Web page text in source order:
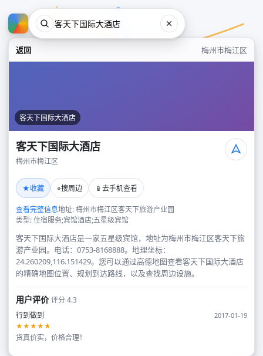
返回 梅州市梅江区
客天下国际大酒店
客天下国际大酒店
梅州市梅江区
★收藏 ⌖搜周边 📱 去手机查看
查看完整信息地址: 梅州市梅江区客天下旅游产业园
类型: 住宿服务;宾馆酒店;五星级宾馆
客天下国际大酒店是一家五星级宾馆，地址为梅州市梅江区客天下旅
游产业园。电话：0753-8168888。地理坐标：
24.260209,116.151429。您可以通过高德地图查看客天下国际大酒店
的精确地图位置、规划到达路线，以及查找周边设施。
用户评价评分 4.3
行到做到
2017-01-19
★★★★★
货真价实，价格合理！